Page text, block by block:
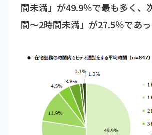
間未満」が49.9％で最も多く、
間～2時間未満」が27.5％であっ